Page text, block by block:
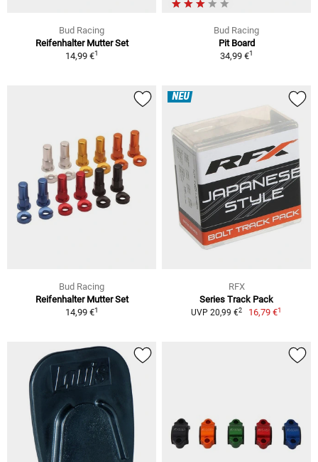
Bud Racing
Reifenhalter Mutter Set
14,99 €1
Bud Racing
Pit Board
34,99 €1
Bud Racing
Reifenhalter Mutter Set
14,99 €1
NEU
RFX
Series Track Pack
UVP 20,99 €2 16,79 €1